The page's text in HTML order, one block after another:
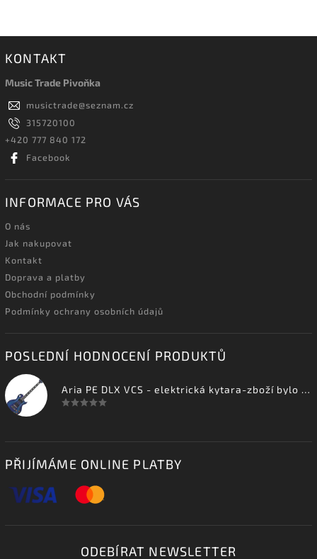
KONTAKT
Music Trade Pivoňka
musictrade@seznam.cz
315720100
+420 777 840 172
Facebook
INFORMACE PRO VÁS
O nás
Jak nakupovat
Kontakt
Doprava a platby
Obchodní podmínky
Podmínky ochrany osobních údajů
POSLEDNÍ HODNOCENÍ PRODUKTŮ
Aria PE DLX VCS - elektrická kytara-zboží bylo vystaveno na prodejně
PŘIJÍMÁME ONLINE PLATBY
ODEBÍRAT NEWSLETTER